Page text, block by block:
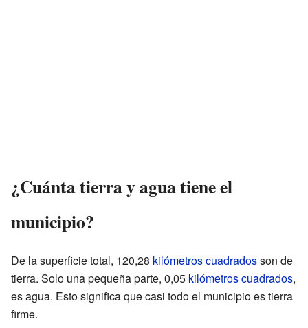
¿Cuánta tierra y agua tiene el
municipio?
De la superficie total, 120,28 kilómetros cuadradosson de
tierra. Solo una pequeña parte, 0,05 kilómetros cuadrados,
es agua. Esto significa que casi todo el municipio es tierra
firme.